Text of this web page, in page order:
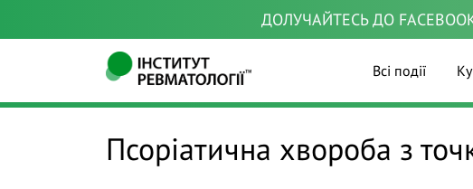
ДОЛУЧАЙТЕСЬ ДО
Всі події
Псоріатична хвороба з